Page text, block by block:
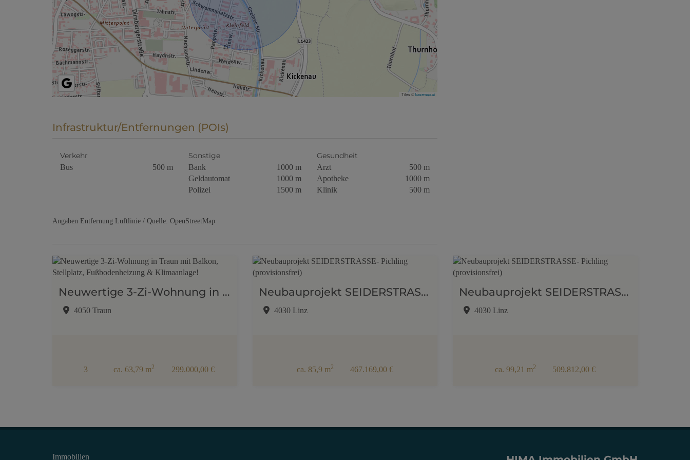
Tiles ©basemap.at
Infrastruktur/Entfernungen (POIs)
Verkehr
Bus 500 m
Sonstige
Bank
1000 m
Geldautomat
1000 m
Polizei
1500 m
Gesundheit
Arzt
500 m
Apotheke
1000 m
Klinik
500 m
Angaben Entfernung Luftlinie / Quelle: OpenStreetMap
Neuwertige 3-Zi-Wohnung in Traun mit Balkon, Stellplatz, Fußbodenheizung & Klimaanlage!
4050 Traun
3 ca. 63,79 m2 299.000,00 €
Neubauprojekt SEIDERSTRASSE- Pichling (provisionsfrei)
4030 Linz
ca. 85,9 m2 467.169,00 €
Neubauprojekt SEIDERSTRASSE- Pichling (provisionsfrei)
4030 Linz
ca. 99,21 m2 509.812,00 €
Immobilien